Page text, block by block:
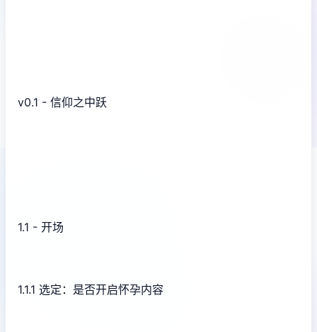
v0.1 - 信仰之中跃
1.1 - 开场
1.1.1 选定：是否开启怀孕内容